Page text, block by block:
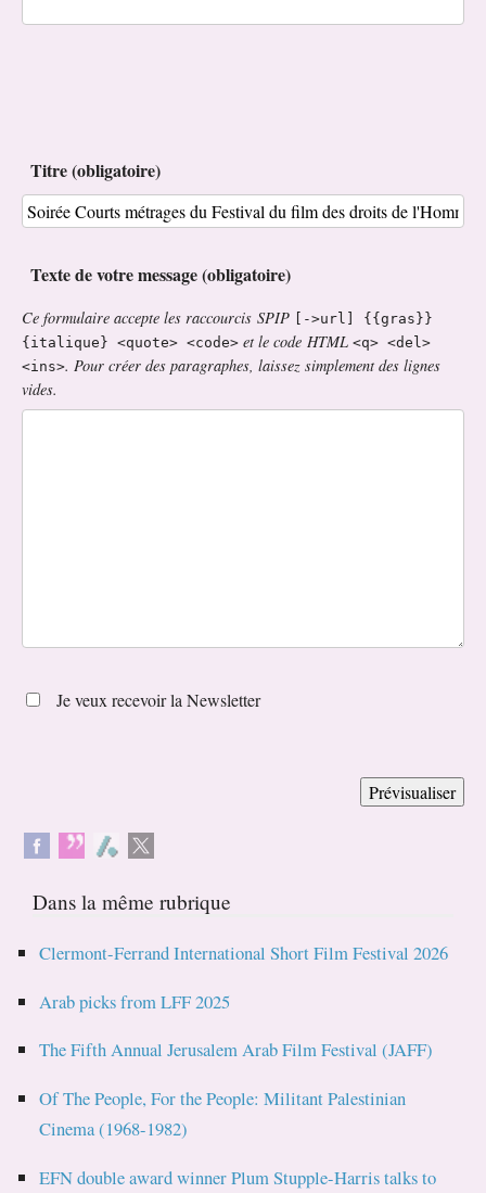
Titre (obligatoire)
Texte de votre message (obligatoire)
Ce formulaire accepte les raccourcis SPIP
[->url] {{gras}}
{italique} <quote> <code> et le code HTML <q> <del>
<ins>. Pour créer des paragraphes, laissez simplement des lignes
vides.
Je veux recevoir la Newsletter
Dans la même rubrique
Clermont-Ferrand International Short Film Festival 2026
Arab picks from LFF 2025
The Fifth Annual Jerusalem Arab Film Festival (JAFF)
Of The People, For the People: Militant Palestinian
Cinema (1968-1982)
EFN double award winner Plum Stupple-Harris talks to